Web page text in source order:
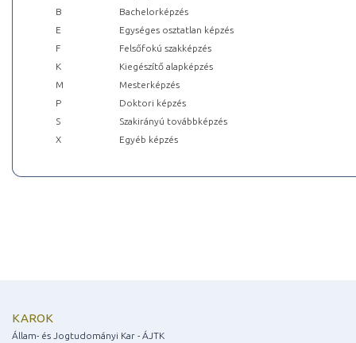
B
Bachelorképzés
E
Egységes osztatlan képzés
F
Felsőfokú szakképzés
K
Kiegészítő alapképzés
M
Mesterképzés
P
Doktori képzés
S
Szakirányú továbbképzés
X
Egyéb képzés
KAROK
Állam- és Jogtudományi Kar - ÁJTK